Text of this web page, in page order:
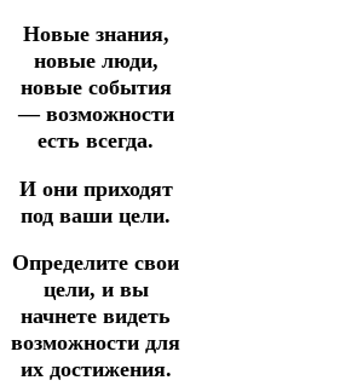
Новые знания,
новые люди,
новые события
— возможности
есть всегда.
И они приходят
под ваши цели.
Определите свои
цели, и вы
начнете видеть
возможности для
их достижения.